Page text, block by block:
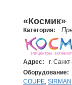
«Космик»
Категория:
Адрес:
г.
Оборудование:
COUPE, SIRMAN